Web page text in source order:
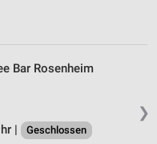
❯
Bar Rosenheim
|
Geschlossen